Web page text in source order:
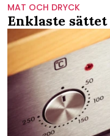
MAT OCH DRYCK
Enklaste